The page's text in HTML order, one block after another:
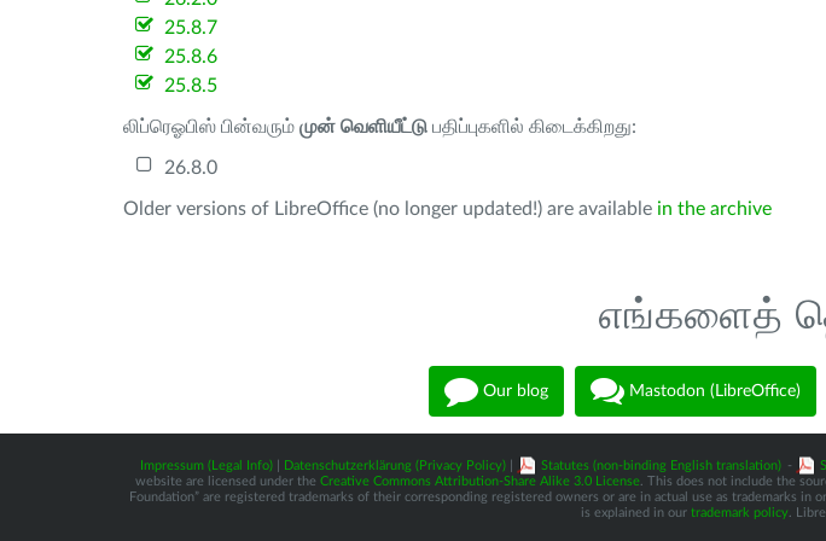
25.8.7
25.8.6
25.8.5
லிப்ரெஓபிஸ் பின்வரும் முன் வெளியீட்டு பதிப்புகளில் கிடைக்கிறது:
26.8.0
Older versions of LibreOffice (no longer updated!) are available in the archive
எங்களைத்
Our blog Mastodon (LibreOffice)
Impressum (Legal Info)| Datenschutzerklärung (Privacy Policy)| Statutes (non-binding English translation) -
website are licensed under the Creative Commons Attribution-Share Alike 3.0 License. This does not include the
Foundation” are registered trademarks of their corresponding registered owners or are in actual use as trademarks
is explained in our trademark policy.